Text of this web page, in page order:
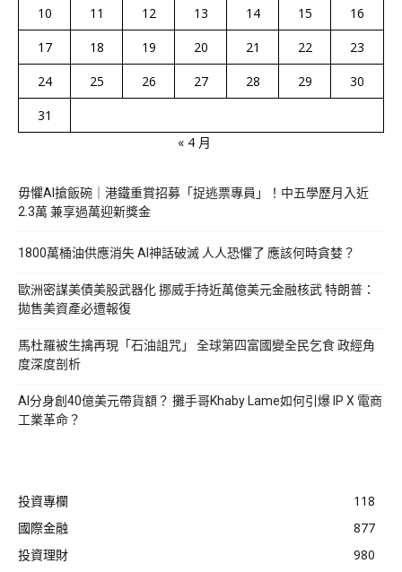
10
11 12 13 14 15
16
17
18 19 20 21 22
23
24
25 26 27 28 29
30
31
« 4 月
毋懼AI搶飯碗｜港鐵重賞招募「捉逃票專員」！中五學歷月入近
2.3萬 兼享過萬迎新獎金
1800萬桶油供應消失 AI神話破滅 人人恐懼了 應該何時貪婪？
歐洲密謀美債美股武器化 挪威手持近萬億美元金融核武 特朗普：
拋售美資產必遭報復
馬杜羅被生擒再現「石油詛咒」 全球第四富國變全民乞食 政經角
度深度剖析
AI分身創40億美元帶貨額？ 攤手哥Khaby Lame如何引爆 IP X 電商
工業革命？
投資專欄
118
國際金融
877
投資理財
980